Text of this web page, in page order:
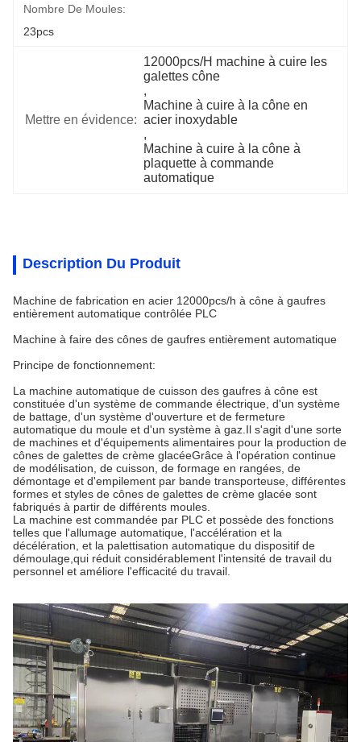
Nombre De Moules:
23pcs
Mettre en évidence:
12000pcs/H machine à cuire les
galettes cône
,
Machine à cuire à la cône en
acier inoxydable
,
Machine à cuire à la cône à
plaquette à commande
automatique
Description Du Produit
Machine de fabrication en acier 12000pcs/h à cône à gaufres
entièrement automatique contrôlée PLC
Machine à faire des cônes de gaufres entièrement automatique
Principe de fonctionnement:
La machine automatique de cuisson des gaufres à cône est
constituée d'un système de commande électrique, d'un système
de battage, d'un système d'ouverture et de fermeture
automatique du moule et d'un système à gaz.Il s'agit d'une sorte
de machines et d'équipements alimentaires pour la production de
cônes de galettes de crème glacéeGrâce à l'opération continue
de modélisation, de cuisson, de formage en rangées, de
démontage et d'empilement par bande transporteuse, différentes
formes et styles de cônes de galettes de crème glacée sont
fabriqués à partir de différents moules.
La machine est commandée par PLC et possède des fonctions
telles que l'allumage automatique, l'accélération et la
décélération, et la palettisation automatique du dispositif de
démoulage,qui réduit considérablement l'intensité de travail du
personnel et améliore l'efficacité du travail.